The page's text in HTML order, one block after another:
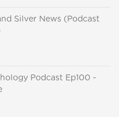
Silver News (Podcast
Podcast Ep100 -